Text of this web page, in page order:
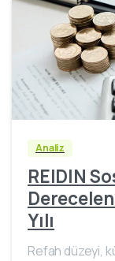
Analiz
REIDIN
Yılı
Refah düzeyi,